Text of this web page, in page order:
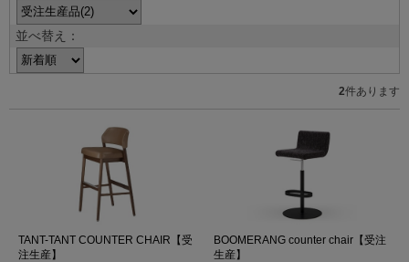
並べ替え：
2件あります
TANT-TANT COUNTER CHAIR【受
注生産】
BOOMERANG counter chair【受注
生産】